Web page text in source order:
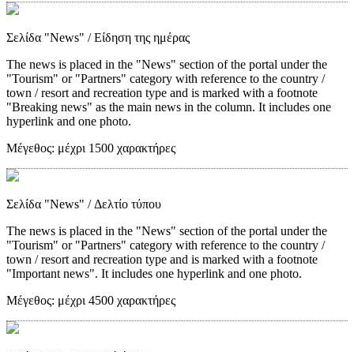
Σελίδα "News" / Είδηση της ημέρας
The news is placed in the "News" section of the portal under the
"Tourism" or "Partners" category with reference to the country /
town / resort and recreation type and is marked with a footnote
"Breaking news" as the main news in the column. It includes one
hyperlink and one photo.
Μέγεθος: μέχρι 1500 χαρακτήρες
Σελίδα "News" / Δελτίο τύπου
The news is placed in the "News" section of the portal under the
"Tourism" or "Partners" category with reference to the country /
town / resort and recreation type and is marked with a footnote
"Important news". It includes one hyperlink and one photo.
Μέγεθος: μέχρι 4500 χαρακτήρες